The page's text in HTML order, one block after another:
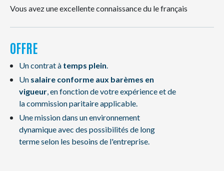
Vous avez une excellente connaissance du le français
OFFRE
Un contrat à temps plein.
Un salaire conforme aux barèmes en
vigueur, en fonction de votre expérience et de
la commission paritaire applicable.
Une mission dans un environnement
dynamique avec des possibilités de long
terme selon les besoins de l'entreprise.